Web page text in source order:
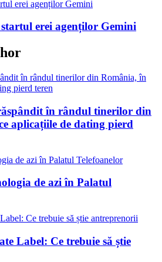
erei agenților Gemini
în rândul tinerilor din
aplicațiile de dating pierd
de azi în Palatul
Label: Ce trebuie să știe